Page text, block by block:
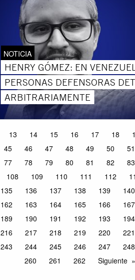
NOTICIA
HENRY GÓMEZ: EN
PERSONAS DEFENSORAS
ARBITRARIAMENTE
13 14 15 16 17 18
45 46 47 48 49 50 51
77 78 79 80 81 82 83
108 109 110 111 112
135 136 137 138 139 140
162 163 164 165 166 167
189 190 191 192 193 194
216 217 218 219 220 221
243 244 245 246 247 248
260
261 262 Siguiente